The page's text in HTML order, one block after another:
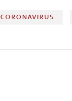
CORONAVIRUS